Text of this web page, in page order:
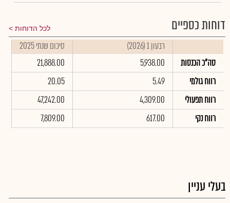
דוחות כספיים לכל הדוחות
רבעון 1 (2026)
סיכום שנתי 2025
סה"כ הכנסות
5,938.00
21,888.00
רווח גולמי
5.49
20.05
רווח תפעולי
4,309.00
47,242.00
רווח נקי
617.00
7,809.00
בעלי עניין